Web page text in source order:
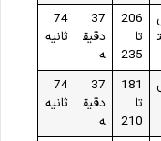
206
تا
235
37
دقیق
ه
74
ثانیه
181
تا
210
37
دقیق
ه
74
ثانیه